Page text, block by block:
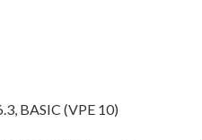
BASIC (VPE 10)